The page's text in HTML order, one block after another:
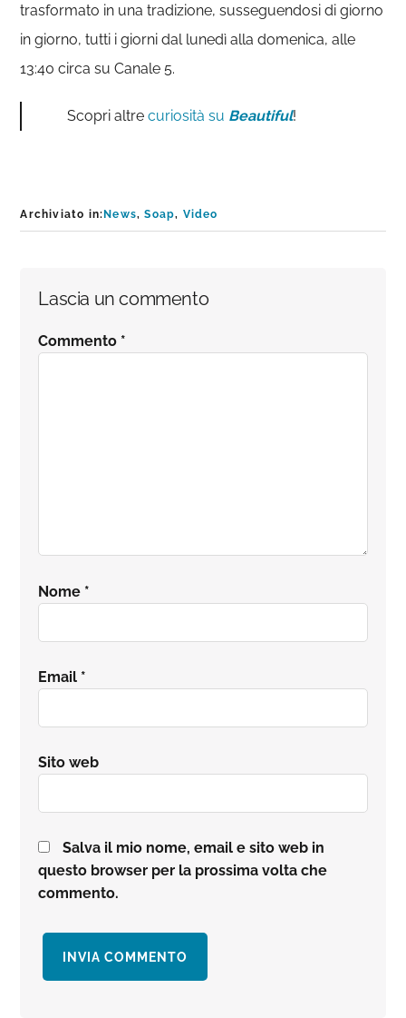
trasformato in una tradizione, susseguendosi di giorno
in giorno, tutti i giorni dal lunedì alla domenica, alle
13:40 circa su Canale 5.
Scopri altrecuriosità su Beautiful!
Archiviato in: News,Soap, Video
Interazioni
del
Lascia un commento
Commento *
Nome *
Email *
Sito web
Salva il mio nome, email e sito web in
questo browser per la prossima volta che
commento.